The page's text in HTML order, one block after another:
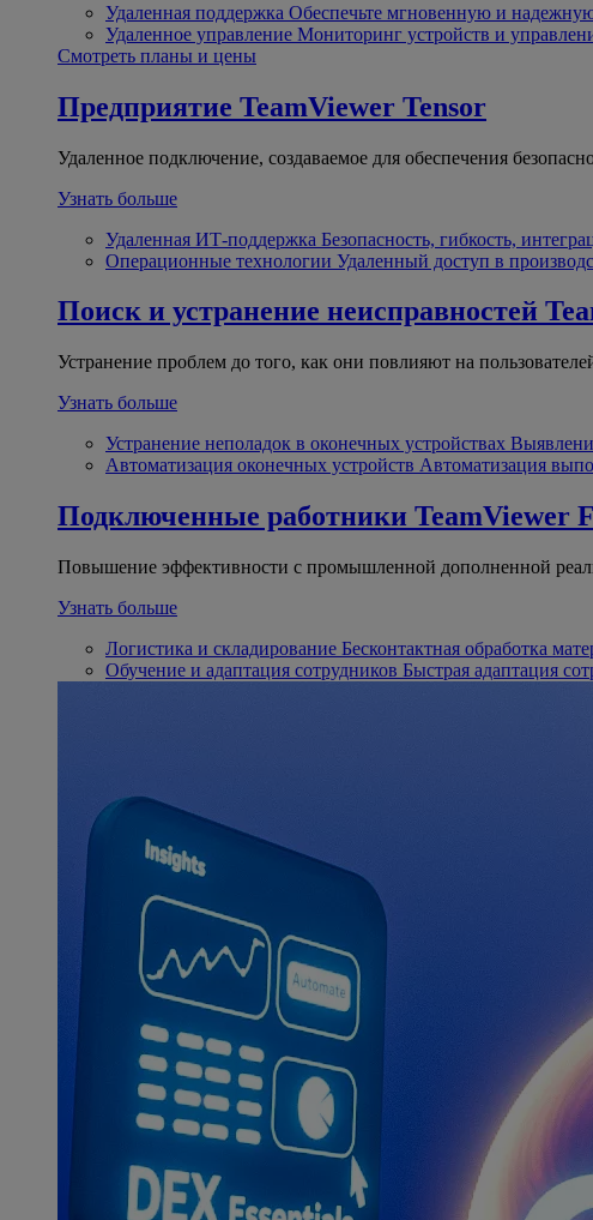
Удаленная поддержка Обеспечьте мгновенную и
Удаленное управление Мониторинг устройств и
Смотреть планы и цены
Предприятие TeamViewer Tensor
Удаленное подключение, создаваемое для обеспечения
Узнать больше
Удаленная ИТ-поддержка Безопасность, гибкость,
Операционные технологии Удаленный доступ в
Поиск и устранение неисправностей
Устранение проблем до того, как они повлияют на
Узнать больше
Устранение неполадок в оконечных устройствах
Автоматизация оконечных устройств Автоматизация
Подключенные работники TeamViewer
Повышение эффективности с промышленной дополненной
Узнать больше
Логистика и складирование Бесконтактная обработка
Обучение и адаптация сотрудников Быстрая адаптация